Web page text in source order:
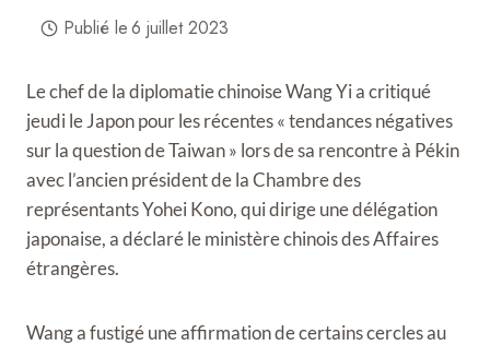
Publié le6 juillet 2023
Le chef de la diplomatie chinoise Wang Yi a critiqué
jeudi le Japon pour les récentes « tendances négatives
sur la question de Taiwan » lors de sa rencontre à Pékin
avec l’ancien président de la Chambre des
représentants Yohei Kono, qui dirige une délégation
japonaise, a déclaré le ministère chinois des Affaires
étrangères.
Wang a fustigé une affirmation de certains cercles au